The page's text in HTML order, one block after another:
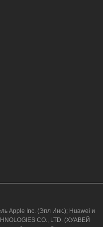
Десантников,
Десантников,
Apple Inc. (Эпл Инк.); Huawei и
CO., LTD. (ХУАВЕЙ